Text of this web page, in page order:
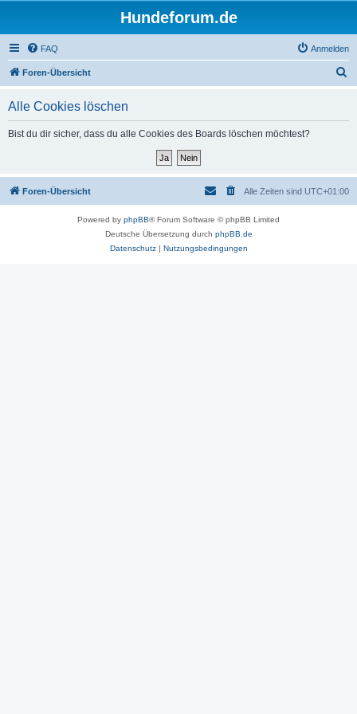
Hundeforum.de
FAQ Anmelden
Foren-Übersicht
Alle Cookies löschen
Bist du dir sicher, dass du alle Cookies des Boards löschen möchtest?
Foren-Übersicht Alle Zeiten sind UTC+01:00
Powered by phpBB® Forum Software © phpBB Limited
Deutsche Übersetzung durch phpBB.de
Datenschutz| Nutzungsbedingungen